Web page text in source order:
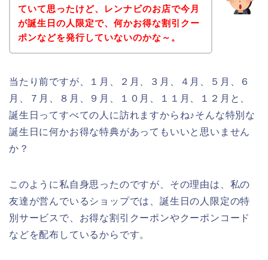
ていて思ったけど、レンナビのお店で今月
が誕生日の人限定で、何かお得な割引クー
ポンなどを発行していないのかな～。
当たり前ですが、１月、２月、３月、４月、５月、６
月、７月、８月、９月、１０月、１１月、１２月と、
誕生日ってすべての人に訪れますからね♪そんな特別な
誕生日に何かお得な特典があってもいいと思いません
か？
このように私自身思ったのですが、その理由は、私の
友達が営んでいるショップでは、誕生日の人限定の特
別サービスで、お得な割引クーポンやクーポンコード
などを配布しているからです。